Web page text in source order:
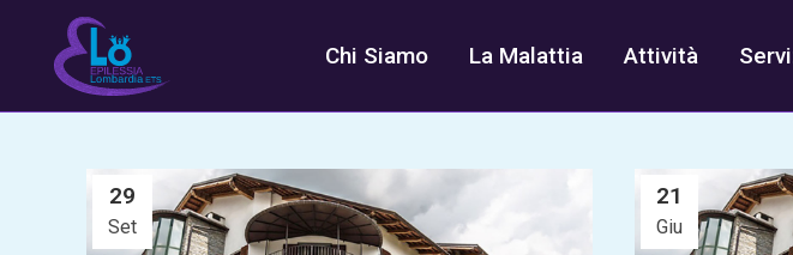
Chi Siamo La Malattia Attività
29
Set
21
Giu